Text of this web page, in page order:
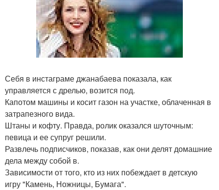
Себя в инстаграме джанабаева показала, как
управляется с дрелью, возится под.
Капотом машины и косит газон на участке, облаченная в
затрапезного вида.
Штаны и кофту. Правда, ролик оказался шуточным:
певица и ее супруг решили.
Развлечь подписчиков, показав, как они делят домашние
дела между собой в.
Зависимости от того, кто из них побеждает в детскую
игру "Камень, Ножницы, Бумага".